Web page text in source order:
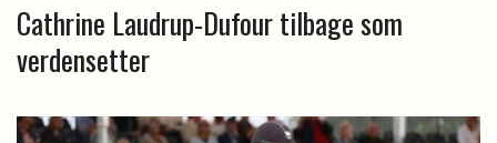
Cathrine Laudrup-Dufour tilbage som
verdensetter